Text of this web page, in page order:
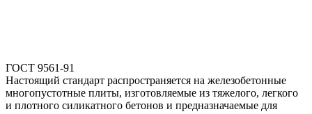
ГОСТ 9561-91
Настоящий стандарт распространяется на железобетонные
многопустотные плиты, изготовляемые из тяжелого, легкого
и плотного силикатного бетонов и предназначаемые для